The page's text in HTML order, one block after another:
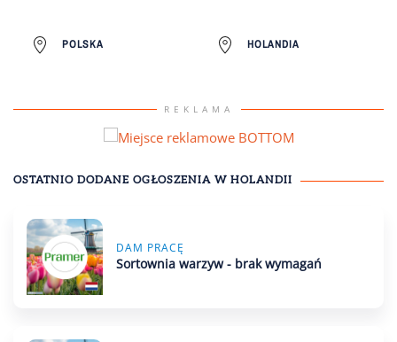
POLSKA HOLANDIA
REKLAMA
OSTATNIO DODANE OGŁOSZENIA W HOLANDII
DAM PRACĘ
Sortownia warzyw - brak wymagań